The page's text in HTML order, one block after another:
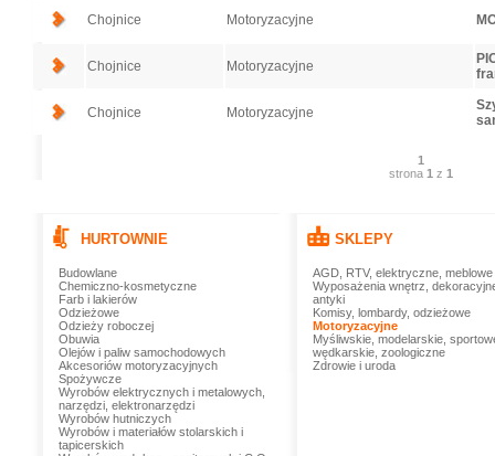
Chojnice Motoryzacyjne
Chojnice Motoryzacyjne
Chojnice Motoryzacyjne
1
strona 1 z 1
HURTOWNIE
Budowlane
Chemiczno-kosmetyczne
Farb i lakierów
Odzieżowe
Odzieży roboczej
Obuwia
Olejów i paliw samochodowych
Akcesoriów motoryzacyjnych
Spożywcze
Wyrobów elektrycznych i metalowych,
narzędzi, elektronarzędzi
Wyrobów hutniczych
Wyrobów i materiałów stolarskich i
tapicerskich
SKLEPY
AGD, RTV, elektryczne, meblowe
Wyposażenia wnętrz,
antyki
Komisy, lombardy, odzieżowe
Motoryzacyjne
Myśliwskie, modelarskie,
wędkarskie, zoologiczne
Zdrowie i uroda